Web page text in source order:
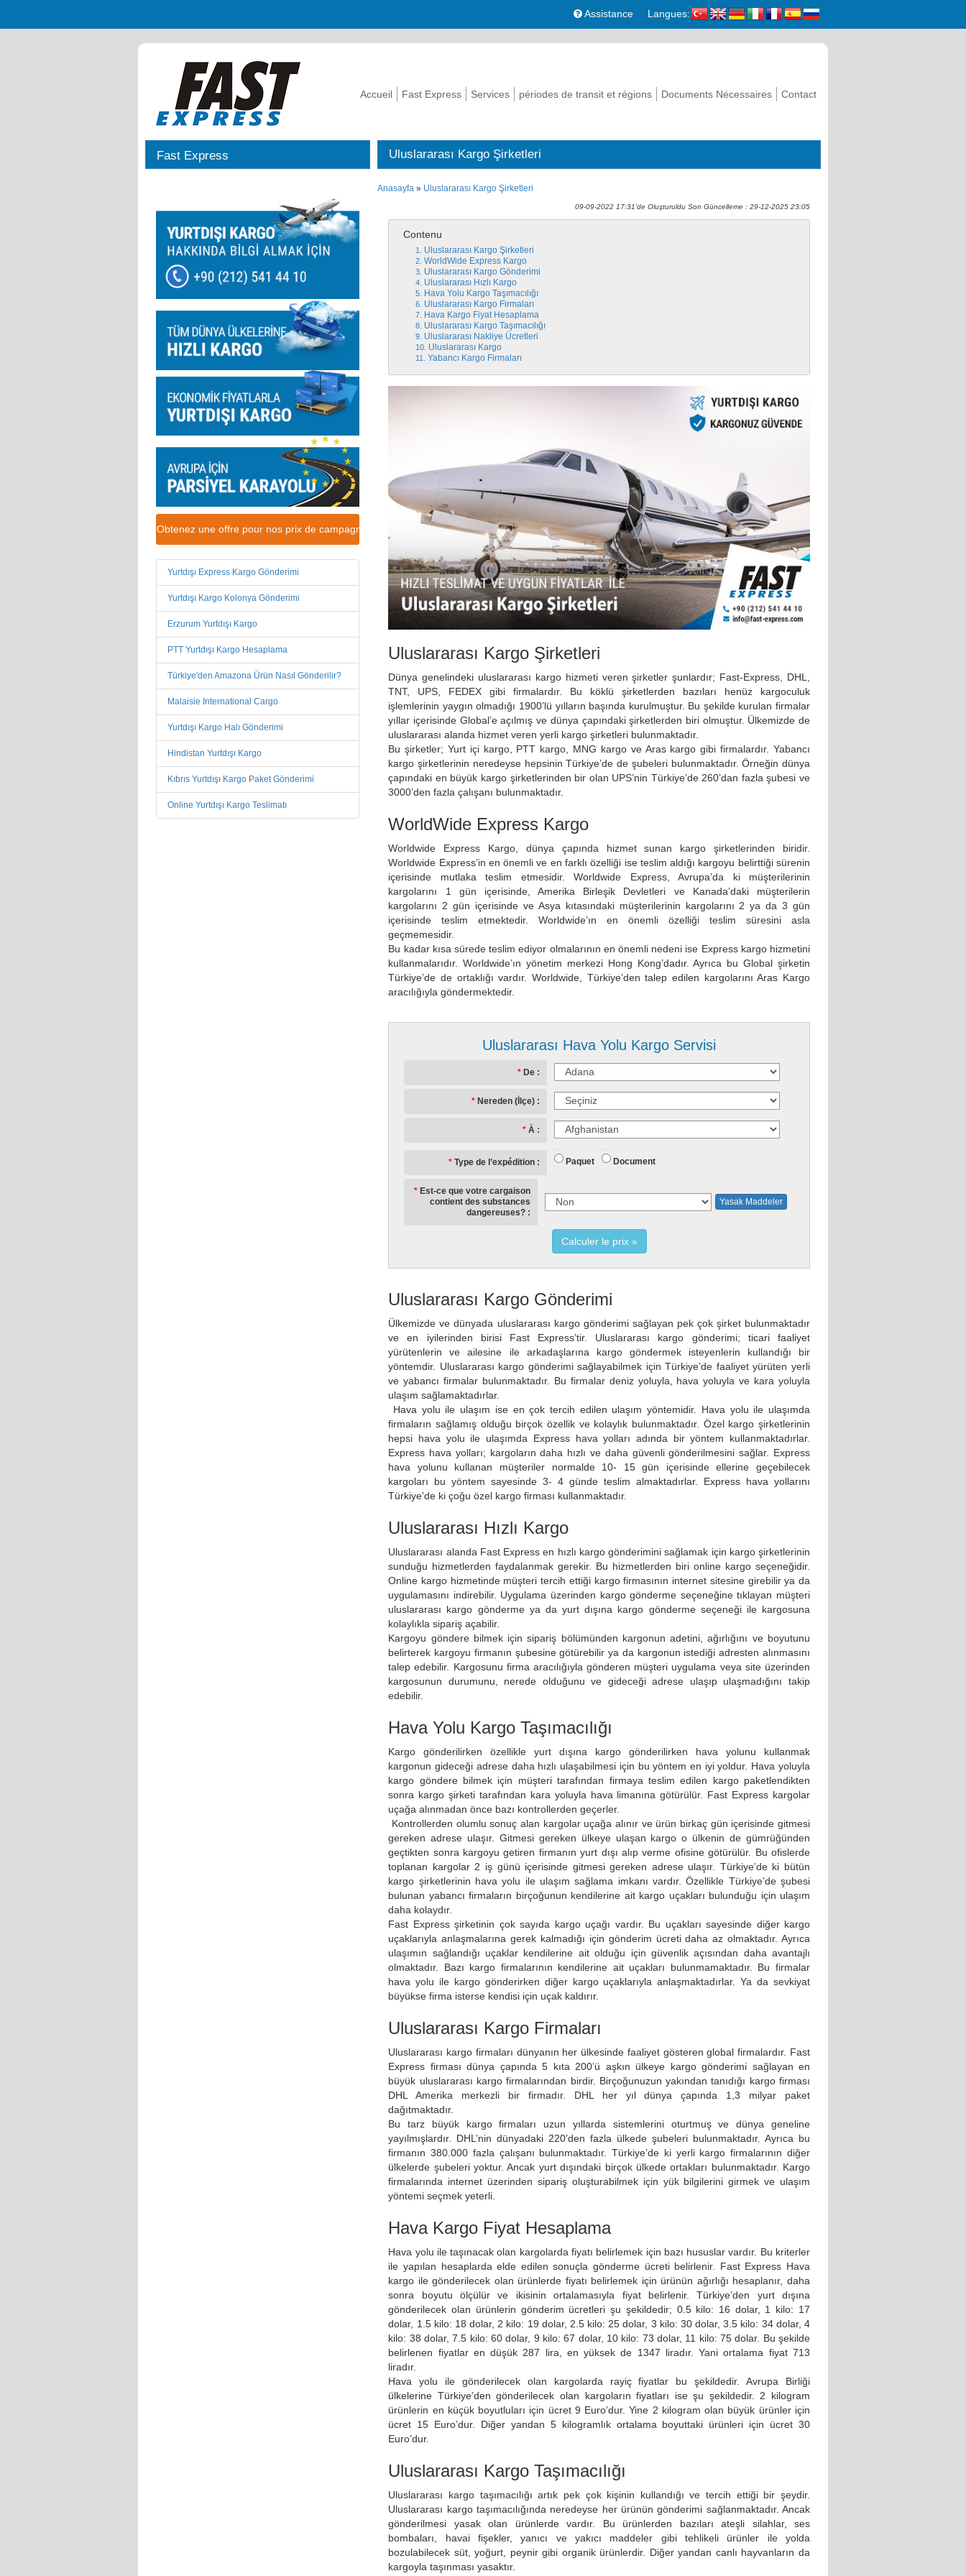
Assistance Langues:
Accueil Fast Express Services périodes de transit et régions Documents Nécessaires Contact
Fast Express
Obtenez une offre pour nos prix de campagne
Yurtdışı Express Kargo Gönderimi
Yurtdışı Kargo Kolonya Gönderimi
Erzurum Yurtdışı Kargo
PTT Yurtdışı Kargo Hesaplama
Türkiye'den Amazona Ürün Nasıl Gönderilir?
Malaisie International Cargo
Yurtdışı Kargo Halı Gönderimi
Hindistan Yurtdışı Kargo
Kıbrıs Yurtdışı Kargo Paket Gönderimi
Online Yurtdışı Kargo Teslimatı
Uluslararası Kargo Şirketleri
Anasayfa » Uluslararası Kargo Şirketleri
09-09-2022 17:31'de Oluşturuldu Son Güncelleme : 29-12-2025 23:05
Uluslararası Hava Yolu Kargo Servisi
De
Nereden (İlçe)
À
Type de l’expédition Paquet Document
Est-ce que votre cargaison
contient des substances
dangereuses?
Yasak Maddeler
Calculer le prix
Contenu
Uluslararası Kargo Şirketleri
WorldWide Express Kargo
Uluslararası Kargo Gönderimi
Uluslararası Hızlı Kargo
Hava Yolu Kargo Taşımacılığı
Uluslararası Kargo Firmaları
Hava Kargo Fiyat Hesaplama
Uluslararası Kargo Taşımacılığı
Uluslararası Nakliye Ücretleri
Uluslararası Kargo
Yabancı Kargo Firmaları
Uluslararası Kargo Şirketleri
Dünya genelindeki uluslararası kargo hizmeti veren şirketler şunlardır; Fast-Express, DHL,
TNT, UPS, FEDEX gibi firmalardır. Bu köklü şirketlerden bazıları henüz kargoculuk
işlemlerinin yaygın olmadığı 1900’lü yılların başında kurulmuştur. Bu şekilde kurulan firmalar
yıllar içerisinde Global’e açılmış ve dünya çapındaki şirketlerden biri olmuştur. Ülkemizde de
uluslararası alanda hizmet veren yerli kargo şirketleri bulunmaktadır.
Bu şirketler; Yurt içi kargo, PTT kargo, MNG kargo ve Aras kargo gibi firmalardır. Yabancı
kargo şirketlerinin neredeyse hepsinin Türkiye’de de şubeleri bulunmaktadır. Örneğin dünya
çapındaki en büyük kargo şirketlerinden bir olan UPS’nin Türkiye’de 260’dan fazla şubesi ve
3000’den fazla çalışanı bulunmaktadır.
WorldWide Express Kargo
Worldwide Express Kargo, dünya çapında hizmet sunan kargo şirketlerinden biridir.
Worldwide Express’in en önemli ve en farklı özelliği ise teslim aldığı kargoyu belirttiği sürenin
içerisinde mutlaka teslim etmesidir. Worldwide Express, Avrupa’da ki müşterilerinin
kargolarını 1 gün içerisinde, Amerika Birleşik Devletleri ve Kanada’daki müşterilerin
kargolarını 2 gün içerisinde ve Asya kıtasındaki müşterilerinin kargolarını 2 ya da 3 gün
içerisinde teslim etmektedir. Worldwide’ın en önemli özelliği teslim süresini asla
geçmemesidir.
Bu kadar kısa sürede teslim ediyor olmalarının en önemli nedeni ise Express kargo hizmetini
kullanmalarıdır. Worldwide’ın yönetim merkezi Hong Kong’dadır. Ayrıca bu Global şirketin
Türkiye’de de ortaklığı vardır. Worldwide, Türkiye’den talep edilen kargolarını Aras Kargo
aracılığıyla göndermektedir.
Uluslararası Kargo Gönderimi
Ülkemizde ve dünyada uluslararası kargo gönderimi sağlayan pek çok şirket bulunmaktadır
ve en iyilerinden birisi Fast Express’tir. Uluslararası kargo gönderimi; ticari faaliyet
yürütenlerin ve ailesine ile arkadaşlarına kargo göndermek isteyenlerin kullandığı bir
yöntemdir. Uluslararası kargo gönderimi sağlayabilmek için Türkiye’de faaliyet yürüten yerli
ve yabancı firmalar bulunmaktadır. Bu firmalar deniz yoluyla, hava yoluyla ve kara yoluyla
ulaşım sağlamaktadırlar.
Hava yolu ile ulaşım ise en çok tercih edilen ulaşım yöntemidir. Hava yolu ile ulaşımda
firmaların sağlamış olduğu birçok özellik ve kolaylık bulunmaktadır. Özel kargo şirketlerinin
hepsi hava yolu ile ulaşımda Express hava yolları adında bir yöntem kullanmaktadırlar.
Express hava yolları; kargoların daha hızlı ve daha güvenli gönderilmesini sağlar. Express
hava yolunu kullanan müşteriler normalde 10- 15 gün içerisinde ellerine geçebilecek
kargoları bu yöntem sayesinde 3- 4 günde teslim almaktadırlar. Express hava yollarını
Türkiye’de ki çoğu özel kargo firması kullanmaktadır.
Uluslararası Hızlı Kargo
Uluslararası alanda Fast Express en hızlı kargo gönderimini sağlamak için kargo şirketlerinin
sunduğu hizmetlerden faydalanmak gerekir. Bu hizmetlerden biri online kargo seçeneğidir.
Online kargo hizmetinde müşteri tercih ettiği kargo firmasının internet sitesine girebilir ya da
uygulamasını indirebilir. Uygulama üzerinden kargo gönderme seçeneğine tıklayan müşteri
uluslararası kargo gönderme ya da yurt dışına kargo gönderme seçeneği ile kargosuna
kolaylıkla sipariş açabilir.
Kargoyu göndere bilmek için sipariş bölümünden kargonun adetini, ağırlığını ve boyutunu
belirterek kargoyu firmanın şubesine götürebilir ya da kargonun istediği adresten alınmasını
talep edebilir. Kargosunu firma aracılığıyla gönderen müşteri uygulama veya site üzerinden
kargosunun durumunu, nerede olduğunu ve gideceği adrese ulaşıp ulaşmadığını takip
edebilir.
Hava Yolu Kargo Taşımacılığı
Kargo gönderilirken özellikle yurt dışına kargo gönderilirken hava yolunu kullanmak
kargonun gideceği adrese daha hızlı ulaşabilmesi için bu yöntem en iyi yoldur. Hava yoluyla
kargo göndere bilmek için müşteri tarafından firmaya teslim edilen kargo paketlendikten
sonra kargo şirketi tarafından kara yoluyla hava limanına götürülür. Fast Express kargolar
uçağa alınmadan önce bazı kontrollerden geçerler.
Kontrollerden olumlu sonuç alan kargolar uçağa alınır ve ürün birkaç gün içerisinde gitmesi
gereken adrese ulaşır. Gitmesi gereken ülkeye ulaşan kargo o ülkenin de gümrüğünden
geçtikten sonra kargoyu getiren firmanın yurt dışı alıp verme ofisine götürülür. Bu ofislerde
toplanan kargolar 2 iş günü içerisinde gitmesi gereken adrese ulaşır. Türkiye’de ki bütün
kargo şirketlerinin hava yolu ile ulaşım sağlama imkanı vardır. Özellikle Türkiye’de şubesi
bulunan yabancı firmaların birçoğunun kendilerine ait kargo uçakları bulunduğu için ulaşım
daha kolaydır.
Fast Express şirketinin çok sayıda kargo uçağı vardır. Bu uçakları sayesinde diğer kargo
uçaklarıyla anlaşmalarına gerek kalmadığı için gönderim ücreti daha az olmaktadır. Ayrıca
ulaşımın sağlandığı uçaklar kendilerine ait olduğu için güvenlik açısından daha avantajlı
olmaktadır. Bazı kargo firmalarının kendilerine ait uçakları bulunmamaktadır. Bu firmalar
hava yolu ile kargo gönderirken diğer kargo uçaklarıyla anlaşmaktadırlar. Ya da sevkiyat
büyükse firma isterse kendisi için uçak kaldırır.
Uluslararası Kargo Firmaları
Uluslararası kargo firmaları dünyanın her ülkesinde faaliyet gösteren global firmalardır. Fast
Express firması dünya çapında 5 kıta 200’ü aşkın ülkeye kargo gönderimi sağlayan en
büyük uluslararası kargo firmalarından birdir. Birçoğunuzun yakından tanıdığı kargo firması
DHL Amerika merkezli bir firmadır. DHL her yıl dünya çapında 1,3 milyar paket
dağıtmaktadır.
Bu tarz büyük kargo firmaları uzun yıllarda sistemlerini oturtmuş ve dünya geneline
yayılmışlardır. DHL’nin dünyadaki 220’den fazla ülkede şubeleri bulunmaktadır. Ayrıca bu
firmanın 380.000 fazla çalışanı bulunmaktadır. Türkiye’de ki yerli kargo firmalarının diğer
ülkelerde şubeleri yoktur. Ancak yurt dışındaki birçok ülkede ortakları bulunmaktadır. Kargo
firmalarında internet üzerinden sipariş oluşturabilmek için yük bilgilerini girmek ve ulaşım
yöntemi seçmek yeterli.
Hava Kargo Fiyat Hesaplama
Hava yolu ile taşınacak olan kargolarda fiyatı belirlemek için bazı hususlar vardır. Bu kriterler
ile yapılan hesaplarda elde edilen sonuçla gönderme ücreti belirlenir. Fast Express Hava
kargo ile gönderilecek olan ürünlerde fiyatı belirlemek için ürünün ağırlığı hesaplanır, daha
sonra boyutu ölçülür ve ikisinin ortalamasıyla fiyat belirlenir. Türkiye’den yurt dışına
gönderilecek olan ürünlerin gönderim ücretleri şu şekildedir; 0.5 kilo: 16 dolar, 1 kilo: 17
dolar, 1.5 kilo: 18 dolar, 2 kilo: 19 dolar, 2.5 kilo: 25 dolar, 3 kilo: 30 dolar, 3.5 kilo: 34 dolar, 4
kilo: 38 dolar, 7.5 kilo: 60 dolar, 9 kilo: 67 dolar, 10 kilo: 73 dolar, 11 kilo: 75 dolar. Bu şekilde
belirlenen fiyatlar en düşük 287 lira, en yüksek de 1347 liradır. Yani ortalama fiyat 713
liradır.
Hava yolu ile gönderilecek olan kargolarda rayiç fiyatlar bu şekildedir. Avrupa Birliği
ülkelerine Türkiye’den gönderilecek olan kargoların fiyatları ise şu şekildedir. 2 kilogram
ürünlerin en küçük boyutluları için ücret 9 Euro’dur. Yine 2 kilogram olan büyük ürünler için
ücret 15 Euro’dur. Diğer yandan 5 kilogramlık ortalama boyuttaki ürünleri için ücret 30
Euro’dur.
Uluslararası Kargo Taşımacılığı
Uluslararası kargo taşımacılığı artık pek çok kişinin kullandığı ve tercih ettiği bir şeydir.
Uluslararası kargo taşımacılığında neredeyse her ürünün gönderimi sağlanmaktadır. Ancak
gönderilmesi yasak olan ürünlerde vardır. Bu ürünlerden bazıları ateşli silahlar, ses
bombaları, havai fişekler, yanıcı ve yakıcı maddeler gibi tehlikeli ürünler ile yolda
bozulabilecek süt, yoğurt, peynir gibi organik ürünlerdir. Diğer yandan canlı hayvanların da
kargoyla taşınması yasaktır.